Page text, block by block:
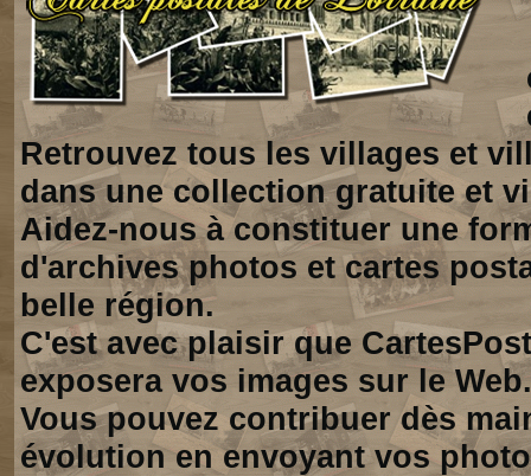
Retrouvez tous les villages et
dans une collection gratuite et
Aidez-nous à constituer une
d'archives photos et cartes
belle région.
C'est avec plaisir que
exposera vos images sur le Web.
Vous pouvez contribuer dès
évolution en envoyant vos